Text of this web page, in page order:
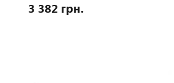
3 382 грн.